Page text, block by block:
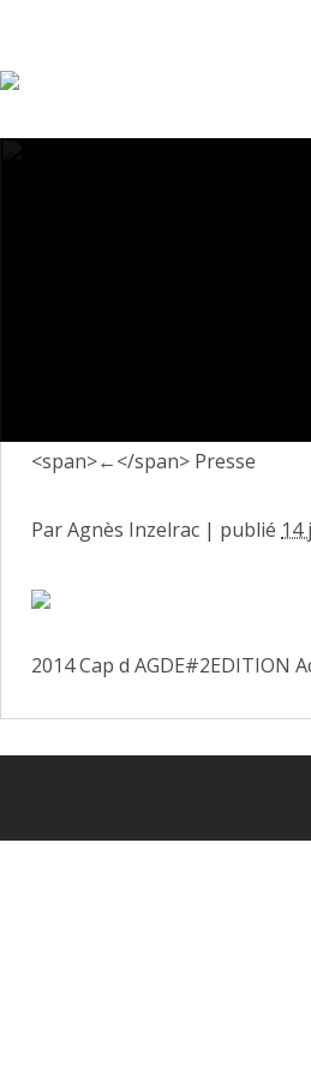
<span>←</span> Presse
ParAgnès Inzelrac | publié 14
2014 Cap d AGDE#2EDITION